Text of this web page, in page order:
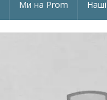
Ми на Prom